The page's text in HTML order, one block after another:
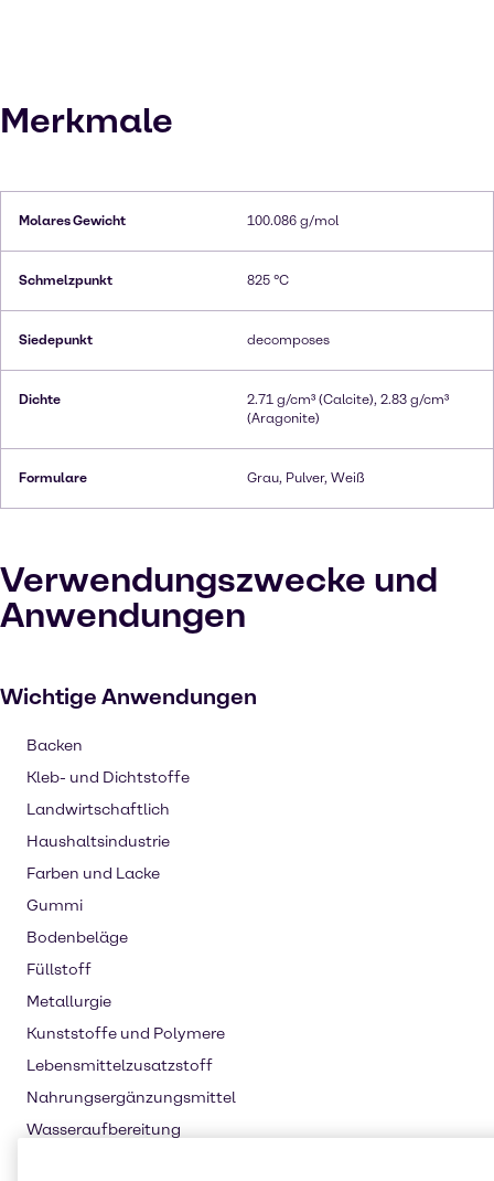
Merkmale
Molares Gewicht 100.086 g/mol
Schmelzpunkt 825 °C
Siedepunkt decomposes
Dichte
2.71 g/cm³ (Calcite), 2.83 g/cm³
(Aragonite)
Formulare Grau, Pulver, Weiß
Verwendungszwecke und
Anwendungen
Wichtige Anwendungen
Backen
Kleb- und Dichtstoffe
Landwirtschaftlich
Haushaltsindustrie
Farben und Lacke
Gummi
Bodenbeläge
Füllstoff
Metallurgie
Kunststoffe und Polymere
Lebensmittelzusatzstoff
Nahrungsergänzungsmittel
Wasseraufbereitung